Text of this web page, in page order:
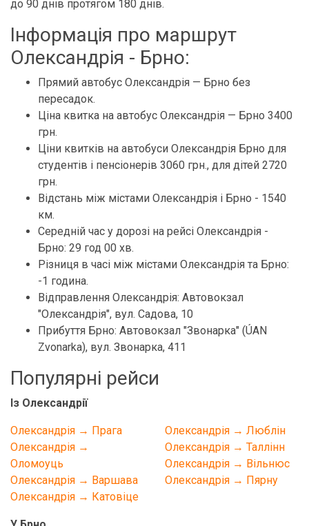
до 90 днів протягом 180 днів.
Інформація про маршрут
Олександрія - Брно:
Прямий автобус Олександрія — Брно без
пересадок.
Ціна квитка на автобус Олександрія — Брно 3400
грн.
Ціни квитків на автобуси Олександрія Брно для
студентів і пенсіонерів 3060 грн., для дітей 2720
грн.
Відстань між містами Олександрія і Брно - 1540
км.
Середній час у дорозі на рейсі Олександрія -
Брно: 29 год 00 хв.
Різниця в часі між містами Олександрія та Брно:
-1 година.
Відправлення Олександрія: Автовокзал
"Олександрія", вул. Садова, 10
Прибуття Брно: Автовокзал "Звонарка" (ÚAN
Zvonarka), вул. Звонарка, 411
Популярні рейси
Із Олександрії
Олександрія → Прага
Олександрія →
Оломоуць
Олександрія → Варшава
Олександрія → Катовіце
Олександрія → Люблін
Олександрія → Таллінн
Олександрія → Вільнюс
Олександрія → Пярну